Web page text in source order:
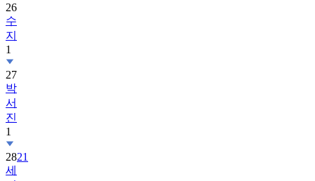
26
수
지
1
27
박
서
진
1
2821
세